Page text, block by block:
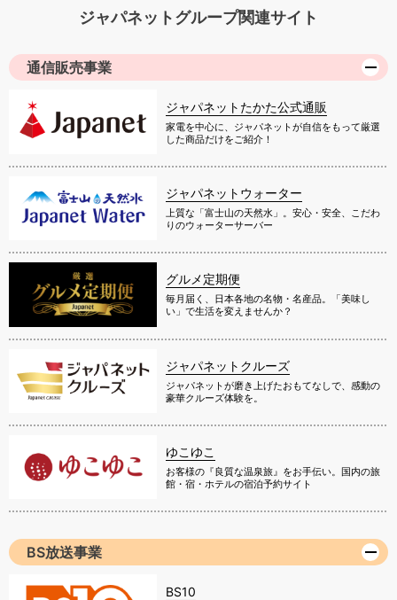
ジャパネットグループ関連サイト
通信販売事業
ジャパネットたかた公式通販
家電を中心に、ジャパネットが自信をもって厳選
した商品だけをご紹介！
ジャパネットウォーター
上質な「富士山の天然水」。安心・安全、こだわ
りのウォーターサーバー
グルメ定期便
毎月届く、日本各地の名物・名産品。「美味し
い」で生活を変えませんか？
ジャパネットクルーズ
ジャパネットが磨き上げたおもてなしで、感動の
豪華クルーズ体験を。
ゆこゆこ
お客様の『良質な温泉旅』をお手伝い。国内の旅
館・宿・ホテルの宿泊予約サイト
BS放送事業
BS10